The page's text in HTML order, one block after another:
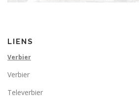
LIENS
Verbier
Verbier
Televerbier